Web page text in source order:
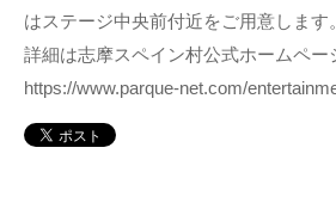
はステージ中央前付近をご用意します
詳細は志摩スペイン村公式ホームペー
https://www.parque-net.com/